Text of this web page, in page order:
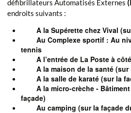
défibrillateurs Automatisés Externes
endroits suivants :
A la Supérette chez Vival
Au Complexe sportif : Au
tennis
A l’entrée de La Poste à
A la maison de la santé (sur
A la salle de karaté (sur la
A la micro-crèche - Bâtiment
façade)
Au camping (sur la façade